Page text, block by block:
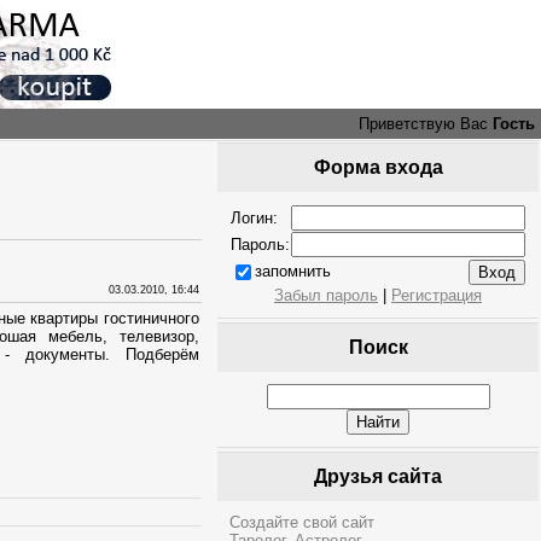
Приветствую Вас Гость
03.03.2010, 16:44
квартиры гостиничного
мебель, телевизор,
- документы. Подберём
Форма входа
Логин:
Пароль:
запомнить
Забыл пароль
Регистрация
Поиск
Друзья сайта
Создайте свой сайт